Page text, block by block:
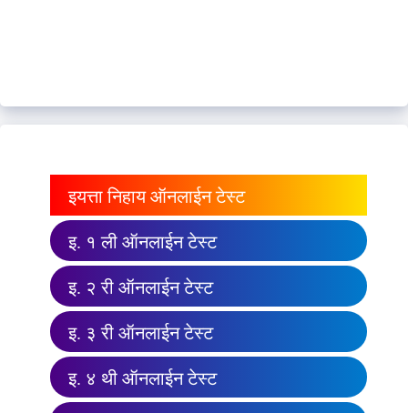
इयत्ता निहाय ऑनलाईन टेस्ट
इ. १ ली ऑनलाईन टेस्ट
इ. २ री ऑनलाईन टेस्ट
इ. ३ री ऑनलाईन टेस्ट
इ. ४ थी ऑनलाईन टेस्ट